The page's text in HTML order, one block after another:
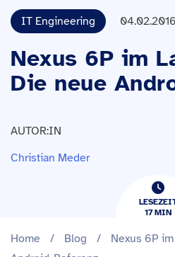
IT Engineering 04.02.2016
Nexus 6P im
Die neue
AUTOR:IN
Christian Meder
17​​MIN
Home / Blog /
Nexus 6P